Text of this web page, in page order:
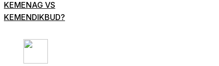
KEMENAG VS
KEMENDIKBUD?